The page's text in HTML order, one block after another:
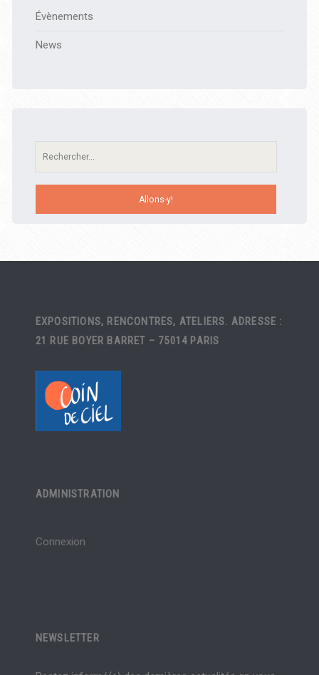
Évènements
News
Recherche:
EXPOSITIONS, RENCONTRES, ATELIERS. ADRESSE :
21 RUE BOYER BARRET – 75014 PARIS
ADMINISTRATION
Connexion
NEWSLETTER